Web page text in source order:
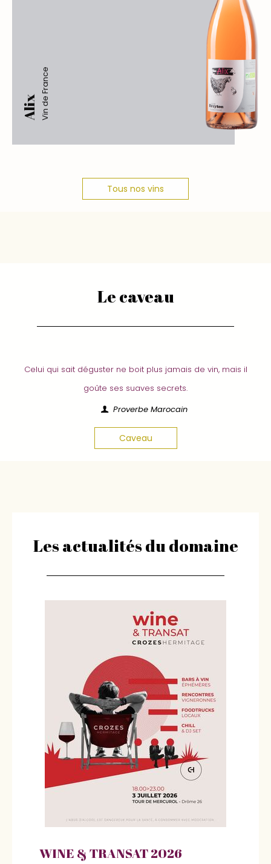
Alix Vin de France
Tous nos vins
Le caveau
Celui qui sait déguster ne boit plus jamais de vin, mais il
goûte ses suaves secrets.
Proverbe Marocain
Caveau
Les actualités du domaine
WINE & TRANSAT 2026